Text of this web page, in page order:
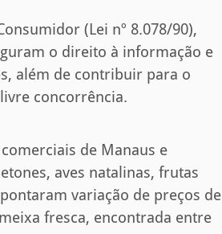
(Lei nº 8.078/90),
o direito à informação e
além de contribuir para o
concorrência.
de Manaus e
aves natalinas, frutas
variação de preços de
fresca, encontrada entre